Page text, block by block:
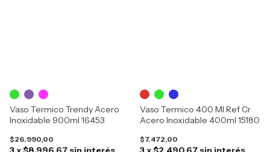
Vaso Termico Trendy Acero
Inoxidable 900ml 16453
$26.990,00
Vaso Termico 400 Ml Ref Cr
Acero Inoxidable 400ml 15180
$7.472,00